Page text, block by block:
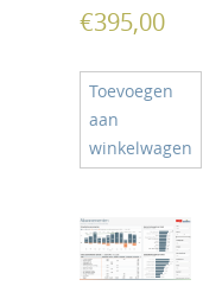
€395,00
Toevoegen
aan
winkelwagen